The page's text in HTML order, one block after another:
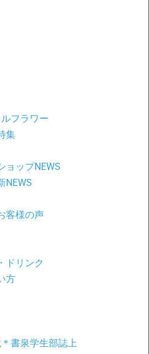
フラワー
集
ョップNEWS
NEWS
客様の声
ドリンク
方
書泉学生部誌上